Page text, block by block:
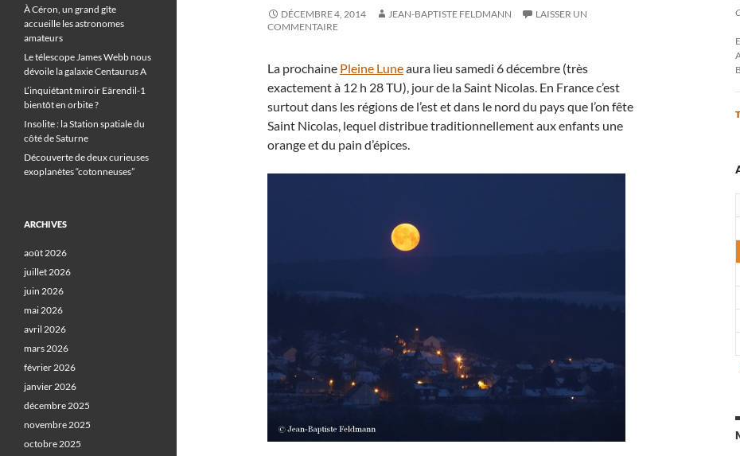
DÉCEMBRE 4, 2014 JEAN-BAPTISTE FELDMANN
LAISSER UN
COMMENTAIRE
La prochaine Pleine Luneaura lieu samedi 6 décembre (très
exactement à 12 h 28 TU), jour de la Saint Nicolas. En France c’est
surtout dans les régions de l’est et dans le nord du pays que l’on fête
Saint Nicolas, lequel distribue traditionnellement aux enfants une
orange et du pain d’épices.
À Céron, un grand gîte
accueille les astronomes
amateurs
Le télescope James Webb nous
dévoile la galaxie Centaurus A
L’inquiétant miroir Eärendil-1
bientôt en orbite ?
Insolite : la Station spatiale du
côté de Saturne
Découverte de deux curieuses
exoplanètes “cotonneuses”
ARCHIVES
août 2026
juillet 2026
juin 2026
mai 2026
avril 2026
mars 2026
février 2026
janvier 2026
décembre 2025
novembre 2025
octobre 2025